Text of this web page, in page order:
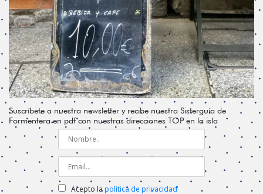
Suscríbete a nuestra newsletter y recibe nuestra Sisterguía de
Formentera en pdf con nuestras direcciones TOP en la isla
Acepto lapolítica de privacidad